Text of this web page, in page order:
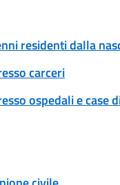
residenti dalla
carceri
ospedali e case